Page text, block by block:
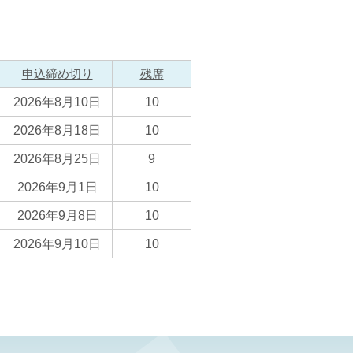
申込締め切り 残席
2026年8月10日 10
2026年8月18日 10
2026年8月25日 9
2026年9月1日 10
2026年9月8日 10
2026年9月10日 10